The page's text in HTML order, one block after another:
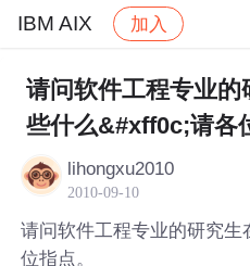
IBM AIX 加入
社区 IBM AIX 帖子
请问软件工程专业
些什么&#xff0c;请各
lihongxu2010
2010-09-10
请问软件工程专业的研究
位指点。